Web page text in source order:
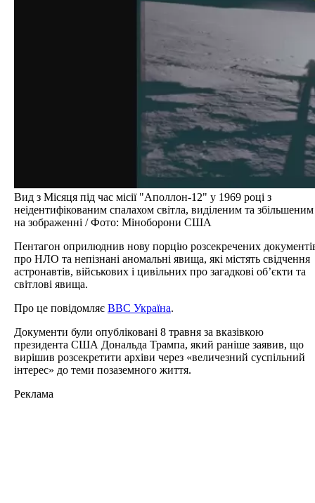
Вид з Місяця під час місії "Аполлон-12" у 1969 році з
неідентифікованим спалахом світла, виділеним та збільшеним
на зображенні / Фото: Міноборони США
Пентагон оприлюднив нову порцію розсекречених
про НЛО та непізнані аномальні явища, які містять свідчення
астронавтів, військових і цивільних про загадкові об’єкти та
світлові явища.
Про це повідомляє BBC Україна.
Документи були опубліковані 8 травня за вказівкою
президента США Дональда Трампа, який раніше заявив, що
вирішив розсекретити архіви через «величезний суспільний
інтерес» до теми позаземного життя.
Реклама